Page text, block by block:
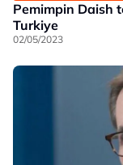
Pemimpin Daish
Turkiye
02/05/2023